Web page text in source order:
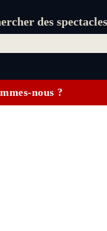
des
nous ?